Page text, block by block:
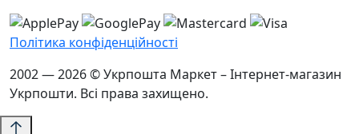
Політика конфіденційності
2002 — 2026 © Укрпошта Маркет – Інтернет-магазин
Укрпошти. Всі права захищено.